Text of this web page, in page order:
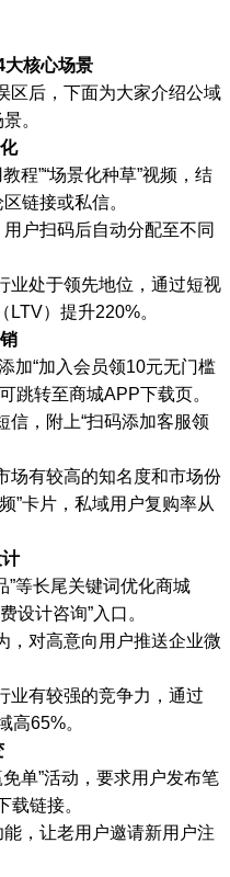
大核心场景
区后，下面为大家介绍公域
。
程”“场景化种草”视频，结
链接或私信。
户扫码后自动分配至不同
业处于领先地位，通过短视
）提升220%。
加“加入会员领10元无门槛
跳转至商城APP下载页。
信，附上“扫码添加客服领
场有较高的知名度和市场份
”卡片，私域用户复购率从
”等长尾关键词优化商城
设计咨询”入口。
，对高意向用户推送企业微
业有较强的竞争力，通过
高65%。
单”活动，要求用户发布笔
载链接。
能，让老用户邀请新用户注